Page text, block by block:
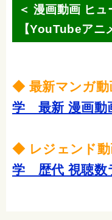
＜ 漫画動画 ヒ
【YouTubeアニ
◆ 最新マンガ
学 最新 漫画動
◆ レジェンド
学 歴代 視聴数